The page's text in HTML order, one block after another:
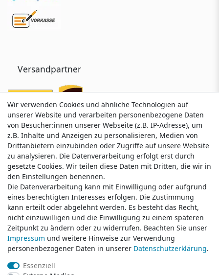
Versandpartner
Service & Kontakt
Wünschen Sie einen Rückruf?
service@klamato.de
Schreiben Sie uns:
service@klamato.de
Wir verwenden Cookies und ähnliche Technologien auf
unserer Website und verarbeiten personenbezogene Daten
von Besucher:innen unserer Webseite (z.B. IP-Adresse), um
z.B. Inhalte und Anzeigen zu personalisieren, Medien von
Drittanbietern einzubinden oder Zugriffe auf unsere Website
zu analysieren. Die Datenverarbeitung erfolgt erst durch
gesetzte Cookies. Wir teilen diese Daten mit Dritten, die wir in
den Einstellungen benennen.
Die Datenverarbeitung kann mit Einwilligung oder aufgrund
eines berechtigten Interesses erfolgen. Die Zustimmung
kann erteilt oder abgelehnt werden. Es besteht das Recht,
nicht einzuwilligen und die Einwilligung zu einem späteren
Zeitpunkt zu ändern oder zu widerrufen. Beachten Sie unser
Impressum und weitere Hinweise zur Verwendung
personenbezogener Daten in unserer Daten­schutz­erklärung.
Essenziell
Wir verwenden Cookies und ähnliche Technologien auf
unserer Website und verarbeiten personenbezogene Daten
von Besucher:innen unserer Webseite (z.B. IP-Adresse), um
z.B. Inhalte und Anzeigen zu personalisieren, Medien von
Drittanbietern einzubinden oder Zugriffe auf unsere Website
zu analysieren. Die Datenverarbeitung erfolgt erst durch
gesetzte Cookies. Wir teilen diese Daten mit Dritten, die wir in
den Einstellungen benennen.
Die Datenverarbeitung kann mit Einwilligung oder aufgrund
eines berechtigten Interesses erfolgen. Die Zustimmung
kann erteilt oder abgelehnt werden. Es besteht das Recht,
nicht einzuwilligen und die Einwilligung zu einem späteren
Zeitpunkt zu ändern oder zu widerrufen. Beachten Sie unser
Impressum und weitere Hinweise zur Verwendung
personenbezogener Daten in unserer Daten­schutz­erklärung.
Essenziell